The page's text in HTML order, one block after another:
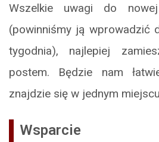
Wszelkie uwagi do
(powinniśmy ją wprowadzić
tygodnia), najlepiej
postem. Będzie nam
znajdzie się w jednym
Wsparcie